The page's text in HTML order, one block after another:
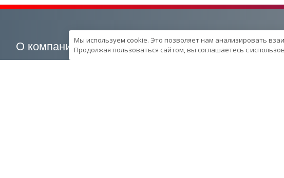
О компании Наша продукция Услуги
Мы используем cookie. Это позволяет нам анализировать
Продолжая пользоваться сайтом, вы соглашаетесь с